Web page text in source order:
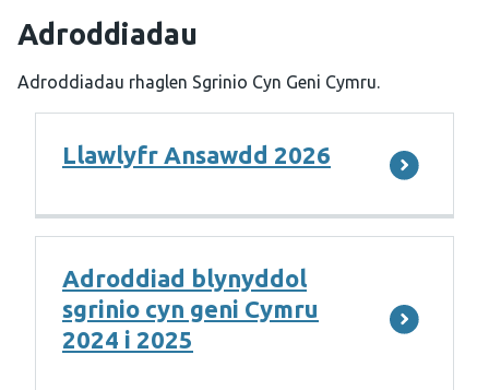
Adroddiadau
Adroddiadau rhaglen Sgrinio Cyn Geni Cymru.
Llawlyfr Ansawdd 2026
Adroddiad blynyddol
sgrinio cyn geni Cymru
2024 i 2025